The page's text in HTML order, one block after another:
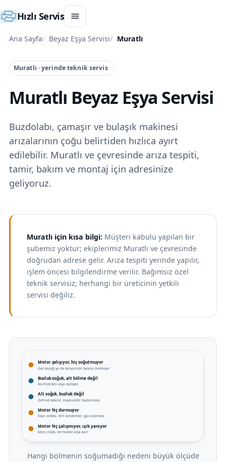
Hızlı Servis
Ana Sayfa Beyaz Eşya Servisi Muratlı
Muratlı · yerinde teknik servis
Muratlı Beyaz Eşya Servisi
Buzdolabı, çamaşır ve bulaşık makinesi
arızalarının çoğu belirtiden hızlıca ayırt
edilebilir. Muratlı ve çevresinde arıza tespiti,
tamir, bakım ve montaj için adresinize
geliyoruz.
Muratlı için kısa bilgi:Müşteri kabulü yapılan bir
şubemiz yoktur; ekiplerimiz Muratlı ve çevresinde
doğrudan adrese gelir. Arıza tespiti yerinde yapılır,
işlem öncesi bilgilendirme verilir. Bağımsız özel
teknik servisiz; herhangi bir üreticinin yetkili
servisi değiliz.
Hangi bölmenin soğumadığı nedeni büyük ölçüde